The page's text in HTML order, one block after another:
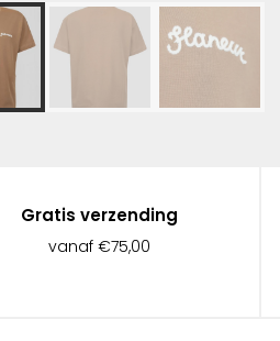
Gratis verzending
vanaf €75,00